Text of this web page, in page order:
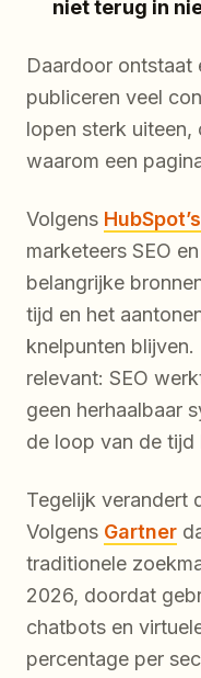
niet terug in
Daardoor ontstaat
publiceren veel
lopen sterk uiteen,
waarom een
Volgens
marketeers SEO
belangrijke
tijd en het
knelpunten
relevant: SEO
geen herhaalbaar
de loop van de tijd
Tegelijk verandert
Volgens Gartner
traditionele
2026, doordat
chatbots en
percentage per